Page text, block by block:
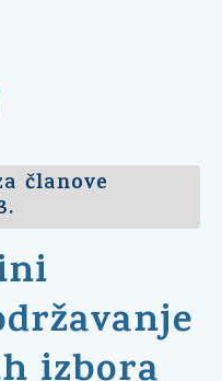
članove